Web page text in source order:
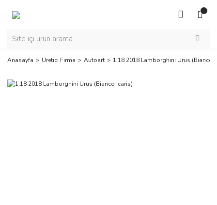
Anasayfa Üretici Firma Autoart 1:18 2018 Lamborghini Urus (Bianco